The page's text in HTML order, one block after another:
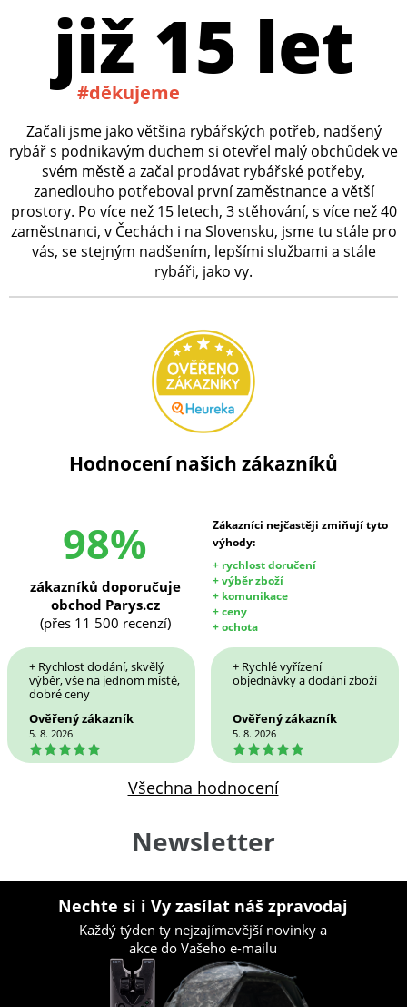
již 15 let
#děkujeme
Začali jsme jako většina rybářských potřeb, nadšený
rybář s podnikavým duchem si otevřel malý obchůdek ve
svém městě a začal prodávat rybářské potřeby,
zanedlouho potřeboval první zaměstnance a větší
prostory. Po více než 15 letech, 3 stěhování, s více než 40
zaměstnanci, v Čechách i na Slovensku, jsme tu stále pro
vás, se stejným nadšením, lepšími službami a stále
rybáři, jako vy.
Hodnocení našich zákazníků
98%
Zákazníci nejčastěji zmiňují tyto
výhody:
+ rychlost doručení
+ výběr zboží
+ komunikace
+ ceny
+ ochota
zákazníků doporučuje
obchod Parys.cz
(přes 11 500 recenzí)
+ Rychlost dodání, skvělý
výběr, vše na jednom místě,
dobré ceny
Ověřený zákazník
5. 8. 2026
5
+ Rychlé vyřízení
objednávky a dodání zboží
Ověřený zákazník
5. 8. 2026
5
Všechna hodnocení
Newsletter
Nechte si i Vy zasílat náš zpravodaj
Každý týden ty nejzajímavější novinky a
akce do Vašeho e-mailu